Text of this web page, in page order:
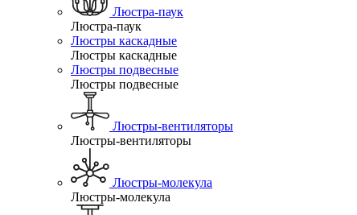
Люстра-паук
Люстра-паук
Люстры каскадные
Люстры каскадные
Люстры подвесные
Люстры подвесные
Люстры-вентиляторы
Люстры-вентиляторы
Люстры-молекула
Люстры-молекула